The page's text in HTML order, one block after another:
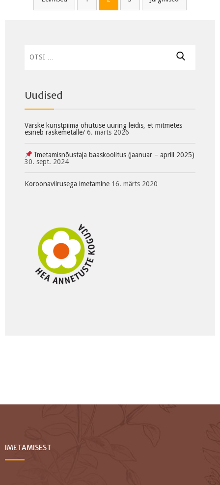
Uudised
Värske kunstpiima ohutuse uuring leidis, et mitmetes
esineb raskemetalle/ 6. märts 2026
Imetamisnõustaja baaskoolitus (jaanuar – aprill 2025)
30. sept. 2024
Koroonaviirusega imetamine 16. märts 2020
IMETAMISEST